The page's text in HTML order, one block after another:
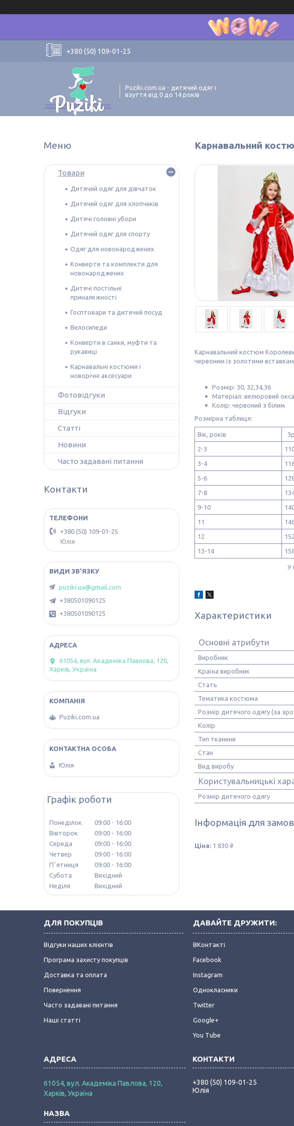
+380 (50) 109-01-25
Puziki.com.ua - дитячий одяг і
взуття від 0 до 14 років
Карнавальний
Карнавальний костюм
червоним із золотими
Розмір: 30, 32,34,36
Матеріал: велюровий
Колір: червоний з білим
Розмірна таблиця:
Вік, років
2-3
3-4
5-6
7-8
9-10
11
12 152
13-14
У
Характеристики
Основні атрибути
Виробник
Країна виробник
Стать
Тематика костюма
Розмір дитячого одягу (за
Колір
Тип тканини
Стан
Вид виробу
Користувальницькі
Розмір дитячого одягу
Інформація для
Ціна: 1 830 ₴
Товари
Дитячий одяг для дівчаток
Дитячий одяг для хлопчиків
Дитячі головні убори
Дитячий одяг для спорту
Одяг для новонароджених
Конверти та комплекти для
новонароджених
Дитячі постільні
приналежності
Госптовари та дитячий посуд
Велосипеди
Конверти в санки, муфти та
рукавиці
Карнавальні костюми і
новорічні аксесуари
Фотовідгуки
Відгуки
Статті
Новини
Часто задавані питання
Контакти
+380 (50) 109-01-25
Юлія
puziki.ua@gmail.com
+380501090125
+380501090125
61054, вул. Академіка Павлова, 120,
Харків, Україна
Puziki.com.ua
Юлія
Графік роботи
Понеділок 09:00
16:00
Вівторок
09:00
16:00
Середа
09:00
16:00
Четвер
09:00
16:00
Пʼятниця
09:00
16:00
Субота
Вихідний
Неділя
Вихідний
ДЛЯ ПОКУПЦІВ
Відгуки наших клієнтів
Програма захисту покупців
Доставка та оплата
Повернення
Часто задавані питання
Наші статті
ДАВАЙТЕ ДРУЖИТИ:
ВКонтакті
Facebook
Instagram
Однокласники
Twitter
Google+
You Tube
61054, вул. Академіка Павлова, 120,
Харків, Україна
+380 (50) 109-01-25
Юлія